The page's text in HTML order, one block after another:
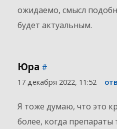
ожидаемо, смысл
будет актуальным.
Юра #
17 декабря 2022, 11:52
Я тоже думаю, что это
более, когда